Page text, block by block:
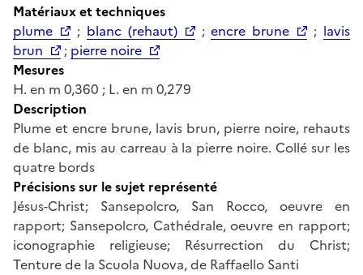
Matériaux et techniques
plume
; blanc (rehaut) ;encre brune ; lavis
brun
; pierre noire
Mesures
H. en m 0,360 ; L. en m 0,279
Description
Plume et encre brune, lavis brun, pierre noire, rehauts
de blanc, mis au carreau à la pierre noire. Collé sur les
quatre bords
Précisions sur le sujet représenté
Jésus-Christ; Sansepolcro, San Rocco, oeuvre en
rapport; Sansepolcro, Cathédrale, oeuvre en rapport;
iconographie religieuse; Résurrection du Christ;
Tenture de la Scuola Nuova, de Raffaello Santi